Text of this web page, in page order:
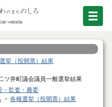
挙（投開票）結果
ツ井町議会議員一般選挙結果
・監査・農委
各種選挙（投開票）結果